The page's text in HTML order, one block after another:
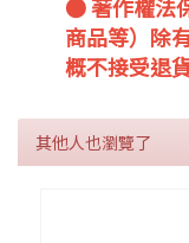
● 著作權法
商品等）除
概不接受退
其他人也瀏覽了